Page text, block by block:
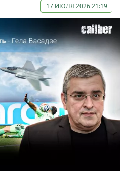
17 ИЮЛЯ 2026 21:19